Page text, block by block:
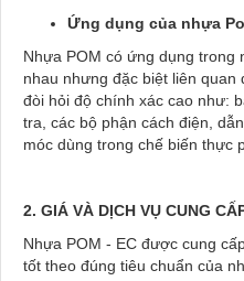
Ứng dụng của nhựa
Nhựa POM có ứng dụng trong
nhau nhưng đặc biệt liên quan
đòi hỏi độ chính xác cao như:
tra, các bộ phận cách điện,
móc dùng trong chế biến thực
2. GIÁ VÀ DỊCH VỤ CUNG
Nhựa POM - EC được cung
tốt theo đúng tiêu chuẩn của